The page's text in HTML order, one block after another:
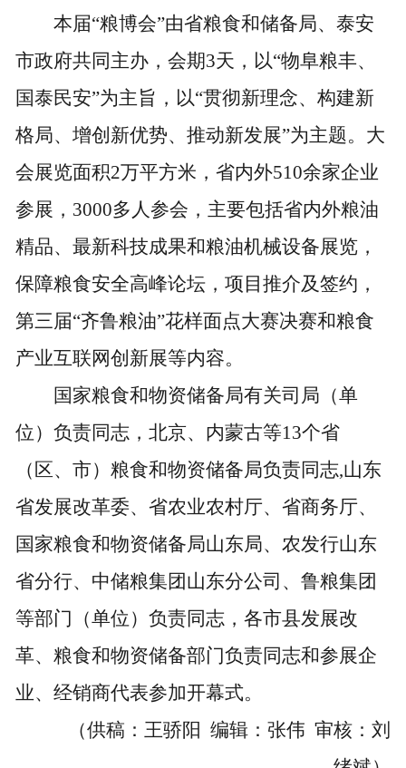
本届“粮博会”由省粮食和储备局、泰安
市政府共同主办，会期3天，以“物阜粮丰、
国泰民安”为主旨，以“贯彻新理念、构建新
格局、增创新优势、推动新发展”为主题。大
会展览面积2万平方米，省内外510余家企业
参展，3000多人参会，主要包括省内外粮油
精品、最新科技成果和粮油机械设备展览，
保障粮食安全高峰论坛，项目推介及签约，
第三届“齐鲁粮油”花样面点大赛决赛和粮食
产业互联网创新展等内容。
国家粮食和物资储备局有关司局（单
位）负责同志，北京、内蒙古等13个省
（区、市）粮食和物资储备局负责同志,山东
省发展改革委、省农业农村厅、省商务厅、
国家粮食和物资储备局山东局、农发行山东
省分行、中储粮集团山东分公司、鲁粮集团
等部门（单位）负责同志，各市县发展改
革、粮食和物资储备部门负责同志和参展企
业、经销商代表参加开幕式。
（供稿：王骄阳 编辑：张伟 审核：刘